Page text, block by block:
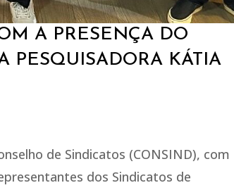
A PRESENÇA DO
PESQUISADORA KÁTIA
de Sindicatos (CONSIND), com
dos Sindicatos de